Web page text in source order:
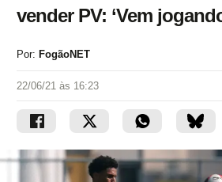
vender PV: ‘Vem
Por: FogãoNET
22/06/21 às 16:23